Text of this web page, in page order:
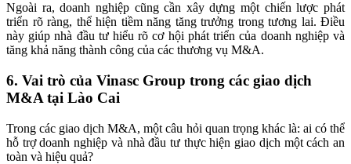
Ngoài ra, doanh nghiệp cũng cần xây dựng một chiến lược phát
triển rõ ràng, thể hiện tiềm năng tăng trưởng trong tương lai. Điều
này giúp nhà đầu tư hiểu rõ cơ hội phát triển của doanh nghiệp và
tăng khả năng thành công của các thương vụ M&A.
6. Vai trò của Vinasc Group trong các giao dịch
M&A tại Lào Cai
Trong các giao dịch M&A, một câu hỏi quan trọng khác là: ai có thể
hỗ trợ doanh nghiệp và nhà đầu tư thực hiện giao dịch một cách an
toàn và hiệu quả?